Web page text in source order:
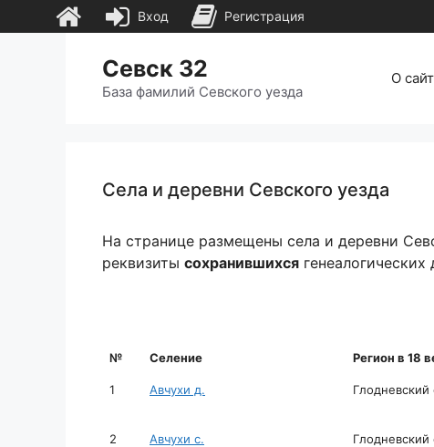
Севск 32
База фамилий Севского уезда
О
Села и деревни Севского уезда
На странице размещены села и деревни
реквизиты сохранившихся
№ Селение Регион в 18
№
Селение Регион в 18
1 Авчухи д.
2 Авчухи с.
Вход Регистрация